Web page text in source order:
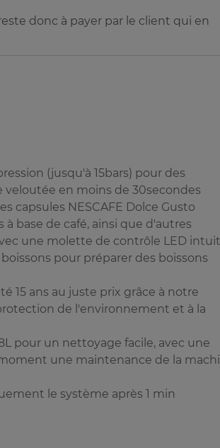
donc à payer par le client qui en
(jusqu'à 15bars) pour des
veloutée en moins de 30secondes
capsules NESCAFE Dolce Gusto
à base de café, ainsi que d'autres
une molette de contrôle LED
pour préparer des boissons
15 ans au juste prix grâce à notre
de l'environnement et à la
pour un nettoyage facile, avec une
une maintenance de la
le système après 1 min